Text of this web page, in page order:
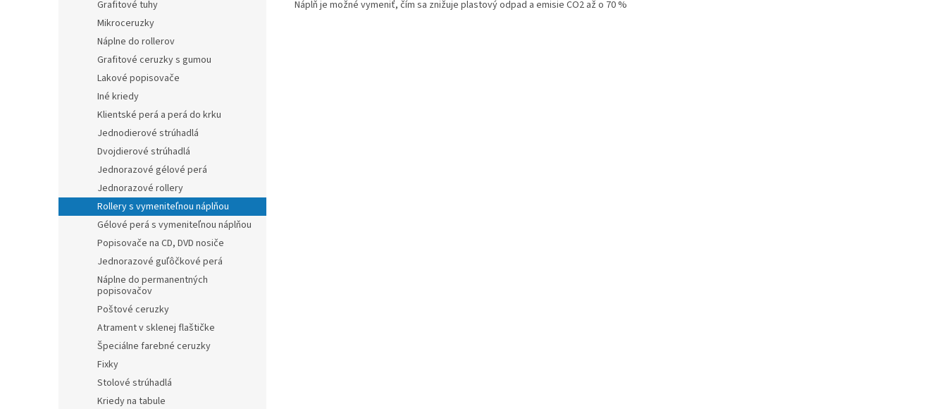
Grafitové tuhy
Mikroceruzky
Náplne do rollerov
Grafitové ceruzky s gumou
Lakové popisovače
Iné kriedy
Klientské perá a perá do krku
Jednodierové strúhadlá
Dvojdierové strúhadlá
Jednorazové gélové perá
Jednorazové rollery
Rollery s vymeniteľnou náplňou
Gélové perá s vymeniteľnou náplňou
Popisovače na CD, DVD nosiče
Jednorazové guľôčkové perá
Náplne do permanentných
popisovačov
Poštové ceruzky
Atrament v sklenej flaštičke
Špeciálne farebné ceruzky
Fixky
Stolové strúhadlá
Kriedy na tabule
Náplň je možné vymeniť, čím sa znižuje plastový odpad a emisie CO2 až o 70 %